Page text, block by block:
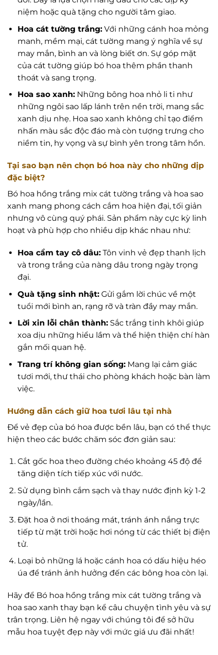
niệm hoặc quà tặng cho người tâm giao.
Hoa cát tường trắng:Với những cánh hoa mỏng
manh, mềm mại, cát tường mang ý nghĩa về sự
may mắn, bình an và lòng biết ơn. Sự góp mặt
của cát tường giúp bó hoa thêm phần thanh
thoát và sang trọng.
Hoa sao xanh:Những bông hoa nhỏ li ti như
những ngôi sao lấp lánh trên nền trời, mang sắc
xanh dịu nhẹ. Hoa sao xanh không chỉ tạo điểm
nhấn màu sắc độc đáo mà còn tượng trưng cho
niềm tin, hy vọng và sự bình yên trong tâm hồn.
Tại sao bạn nên chọn bó hoa này cho những dịp
đặc biệt?
Bó hoa hồng trắng mix cát tường trắng và hoa sao
xanh mang phong cách cắm hoa hiện đại, tối giản
nhưng vô cùng quý phái. Sản phẩm này cực kỳ linh
hoạt và phù hợp cho nhiều dịp khác nhau như:
Hoa cầm tay cô dâu:Tôn vinh vẻ đẹp thanh lịch
và trong trắng của nàng dâu trong ngày trọng
đại.
Quà tặng sinh nhật:Gửi gắm lời chúc về một
tuổi mới bình an, rạng rỡ và tràn đầy may mắn.
Lời xin lỗi chân thành:Sắc trắng tinh khôi giúp
xoa dịu những hiểu lầm và thể hiện thiện chí hàn
gắn mối quan hệ.
Trang trí không gian sống:Mang lại cảm giác
tươi mới, thư thái cho phòng khách hoặc bàn làm
việc.
Hướng dẫn cách giữ hoa tươi lâu tại nhà
Để vẻ đẹp của bó hoa được bền lâu, bạn có thể thực
hiện theo các bước chăm sóc đơn giản sau:
Cắt gốc hoa theo đường chéo khoảng 45 độ để
tăng diện tích tiếp xúc với nước.
Sử dụng bình cắm sạch và thay nước định kỳ 1-2
ngày/lần.
Đặt hoa ở nơi thoáng mát, tránh ánh nắng trực
tiếp từ mặt trời hoặc hơi nóng từ các thiết bị điện
tử.
Loại bỏ những lá hoặc cánh hoa có dấu hiệu héo
úa để tránh ảnh hưởng đến các bông hoa còn lại.
Hãy để Bó hoa hồng trắng mix cát tường trắng và
hoa sao xanh thay bạn kể câu chuyện tình yêu và sự
trân trọng. Liên hệ ngay với chúng tôi để sở hữu
mẫu hoa tuyệt đẹp này với mức giá ưu đãi nhất!